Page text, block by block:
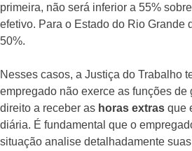
primeira, não será inferior a 55%
efetivo. Para o Estado do Rio Grande
50%.
Nesses casos, a Justiça do Trabalho
empregado não exerce as funções de
direito a receber as horas extras que
diária. É fundamental que o
situação analise detalhadamente